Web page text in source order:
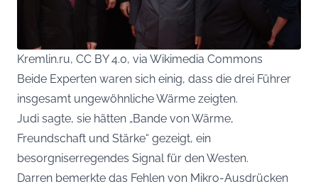
Kremlin.ru, CC BY 4.0, via Wikimedia Commons
Beide Experten waren sich einig, dass die drei Führer
insgesamt ungewöhnliche Wärme zeigten.
Judi sagte, sie hätten „Bande von Wärme,
Freundschaft und Stärke“ gezeigt, ein
besorgniserregendes Signal für den Westen.
Darren bemerkte das Fehlen von Mikro-Ausdrücken